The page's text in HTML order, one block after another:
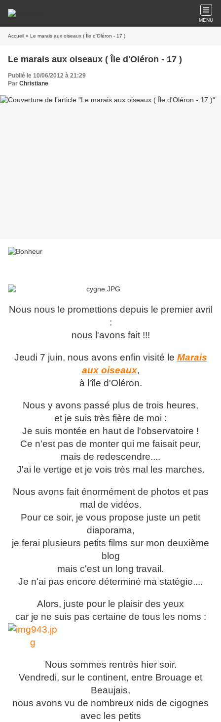
MENU
Accueil » Le marais aux oiseaux ( Île d'Oléron - 17 )
Le marais aux oiseaux ( Île d'Oléron - 17 )
Publié le 10/06/2012 à 21:29
Par Christiane
Nous nous le promettions depuis le premier avril
:
nous l'avons fait !!!
Jeudi 7 juin, nous avons enfin visité le Marais
aux oiseaux,
à l'île d'Oléron.
Nous y avons passé plus de trois heures,
et je suis très fière de moi :
Je suis montée en haut de l'observatoire !
Ce n'est pas de monter qui me faisait peur,
mais de redescendre....
J'ai le vertige et je vois très mal les marches.
Nous avons fait énormément de photos et pas
mal de vidéos.
Pour ce soir, je vous propose juste un petit
diaporama,
je ferai plusieurs petits films sur mon deuxième
blog
mais c'est un long travail.
Je n'ai pas encore déterminé ma statégie....
Alors, juste pour le plaisir des yeux
car je ne suis pas certaine de tous les noms :
Nous sommes rentrés hier soir.
Vendredi, sur le continent, entre Brouage et
Beaujais,
nous avons vu de nombreux nids de cigognes
avec les petits